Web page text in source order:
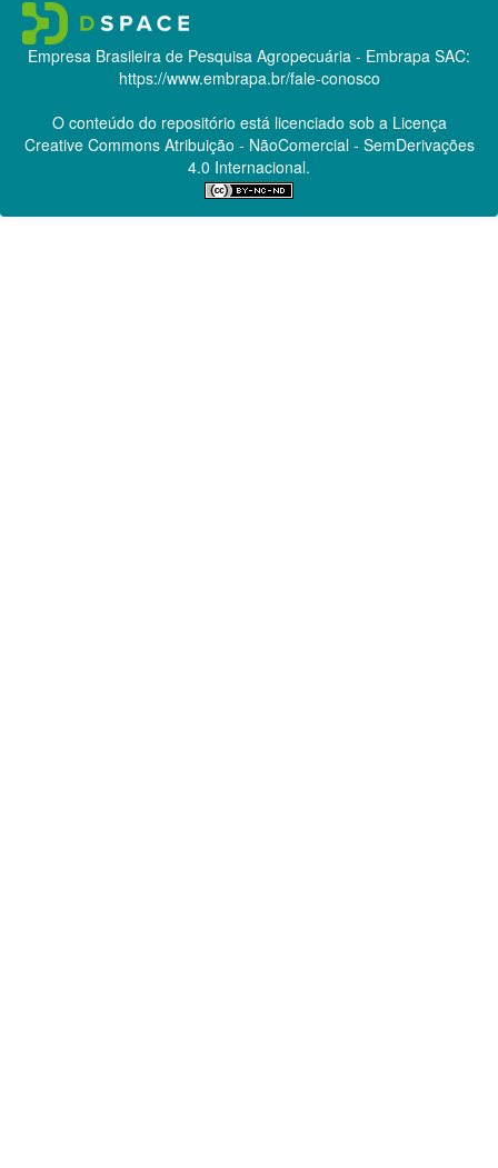
Empresa Brasileira de Pesquisa Agropecuária - Embrapa SAC:
https://www.embrapa.br/fale-conosco
O conteúdo do repositório está licenciado sob a Licença
Creative CommonsAtribuição - NãoComercial - SemDerivações
4.0 Internacional.